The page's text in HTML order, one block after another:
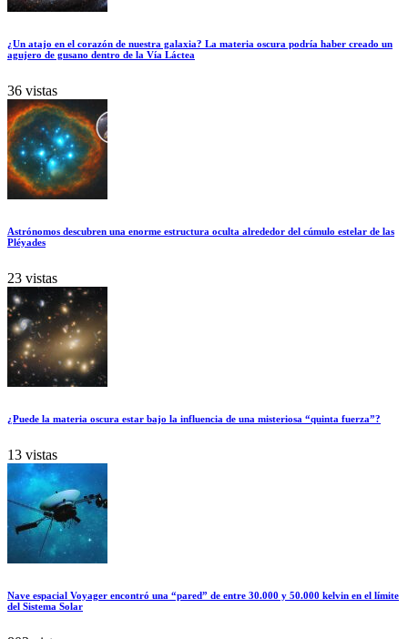
¿Un atajo en el corazón de nuestra galaxia? La materia oscura podría haber creado un
agujero de gusano dentro de la Vía Láctea
36 vistas
Astrónomos descubren una enorme estructura oculta alrededor del cúmulo estelar de las
Pléyades
23 vistas
¿Puede la materia oscura estar bajo la influencia de una misteriosa “quinta fuerza”?
13 vistas
Nave espacial Voyager encontró una “pared” de entre 30.000 y 50.000 kelvin en el límite
del Sistema Solar